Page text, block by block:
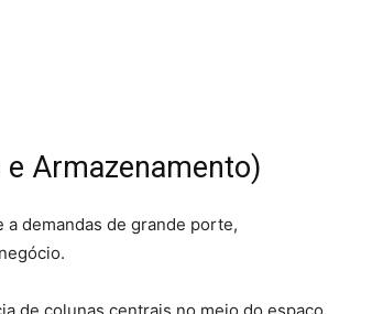
e Armazenamento)
demandas de grande porte,